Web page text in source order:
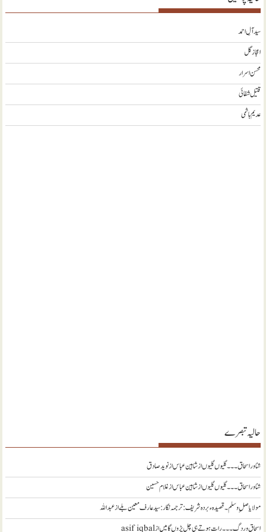
سید آلِ احمد
اعجاز گل
محسن اسرار
قتیل شفائی
عدیم ہاشمی
حالیہ تبصرے
شناور اسحاق ۔۔۔ گلیوں گلیوں از شاہین عباسازنويد صادق
شناور اسحاق ۔۔۔ گلیوں گلیوں از شاہین عباسازغلام حسین
مولا یا صلِ وسلم ۔قصیدہ ء بردہ شریف: ترجمہ نگار : سید عارف معین بلےازعبداللہ
اسحاق وردگ ۔۔۔ رات ہوتے ہی چل پڑوں گا میںازasif iqbal